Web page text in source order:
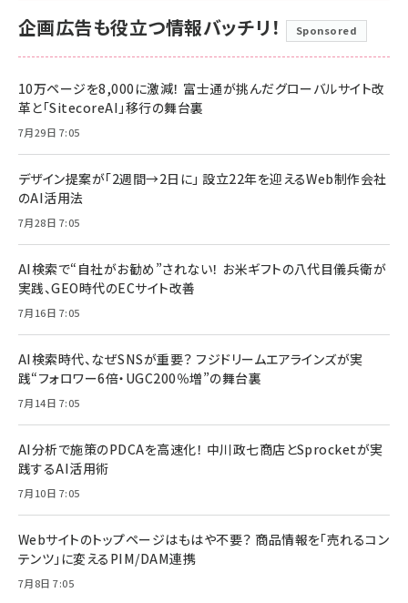
企画広告も役立つ情報バッチリ！ Sponsored
10万ページを8,000に激減！ 富士通が挑んだグローバルサイト改
革と「SitecoreAI」移行の舞台裏
7月29日 7:05
デザイン提案が「2週間→2日に」 設立22年を迎えるWeb制作会社
のAI活用法
7月28日 7:05
AI検索で“自社がお勧め”されない！ お米ギフトの八代目儀兵衛が
実践、GEO時代のECサイト改善
7月16日 7:05
AI検索時代、なぜSNSが重要？ フジドリームエアラインズが実
践“フォロワー6倍・UGC200％増”の舞台裏
7月14日 7:05
AI分析で施策のPDCAを高速化！ 中川政七商店とSprocketが実
践するAI活用術
7月10日 7:05
Webサイトのトップページはもはや不要？ 商品情報を「売れるコン
テンツ」に変えるPIM/DAM連携
7月8日 7:05